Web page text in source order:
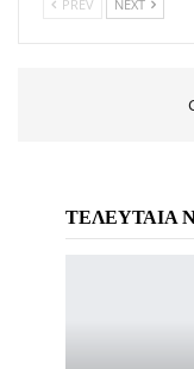
PREV NEXT
ΤΕΛΕΥΤΑΙΑ